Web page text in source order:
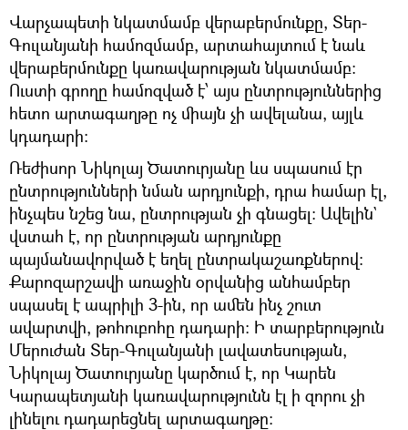
Վարչապետի նկատմամբ վերաբերմունքը, Տեր-
Գուլանյանի համոզմամբ, արտահայտում է նաև
վերաբերմունքը կառավարության նկատմամբ:
Ուստի գրողը համոզված է՝ այս ընտրություններից
հետո արտագաղթը ոչ միայն չի ավելանա, այլև
կդադարի:
Ռեժիսոր Նիկոլայ Ծատուրյանը ևս սպասում էր
ընտրությունների նման արդյունքի, դրա համար էլ,
ինչպես նշեց նա, ընտրության չի գնացել: Ավելին`
վստահ է, որ ընտրության արդյունքը
պայմանավորված է եղել ընտրակաշառքներով:
Քարոզարշավի առաջին օրվանից անհամբեր
սպասել է ապրիլի 3-ին, որ ամեն ինչ շուտ
ավարտվի, թոհուբոհը դադարի: Ի տարբերություն
Մերուժան Տեր-Գուլանյանի լավատեսության,
Նիկոլայ Ծատուրյանը կարծում է, որ Կարեն
Կարապետյանի կառավարությունն էլ ի զորու չի
լինելու դադարեցնել արտագաղթը: